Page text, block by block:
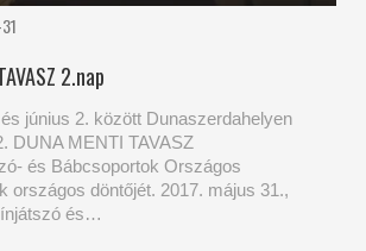
2.nap
június 2. között Dunaszerdahelyen
DUNA MENTI TAVASZ
és Bábcsoportok Országos
országos döntőjét. 2017. május 31.,
és…